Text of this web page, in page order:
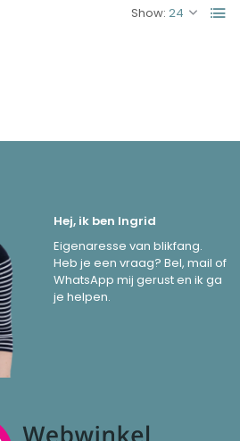
Show:
Hej, ik ben Ingrid
Eigenaresse van blikfang.
Heb je een vraag? Bel, mail of
WhatsApp mij gerust en ik ga
je helpen.